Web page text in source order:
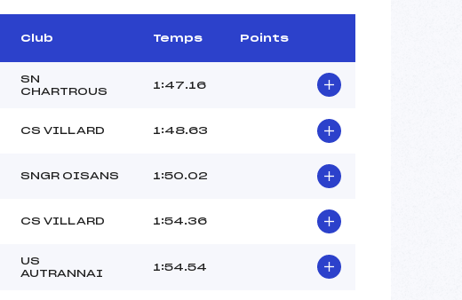
0.8 km
16 m
7 m
Club Temps Points
SN
CHARTROUS
1:47.16
CS VILLARD 1:48.63
SNGR OISANS 1:50.02
CS VILLARD 1:54.36
US
AUTRANNAI
1:54.54